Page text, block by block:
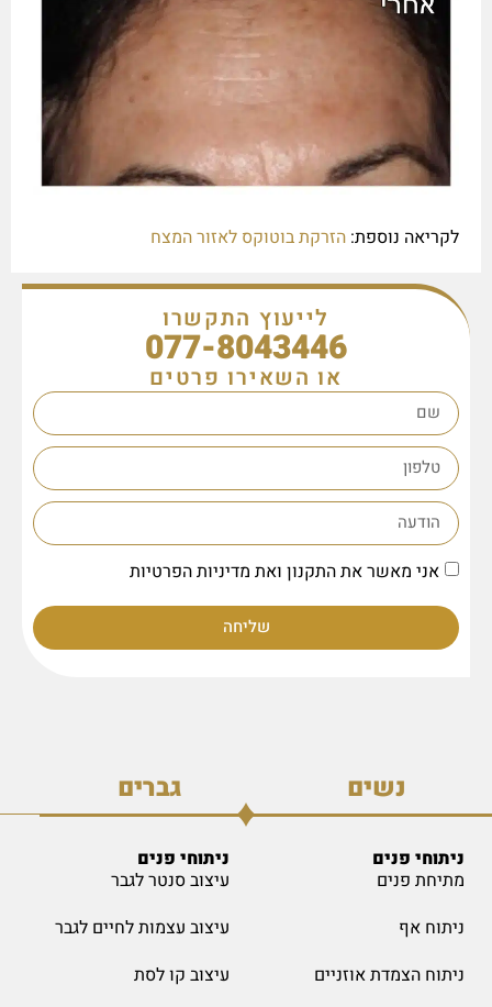
לקריאה נוספת: הזרקת בוטוקס לאזור המצח
לייעוץ התקשרו
077-8043446
או השאירו פרטים
אני מאשר את התקנון ואת מדיניות הפרטיות
שליחה
גברים נשים
ניתוחי פנים
מתיחת פנים
ניתוח אף
ניתוח הצמדת אוזניים
ניתוחי פנים
עיצוב סנטר לגבר
עיצוב עצמות לחיים לגבר
עיצוב קו לסת